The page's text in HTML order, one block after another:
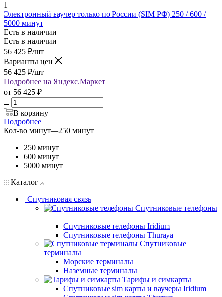
1
Электронный ваучер только по России (SIM РФ) 250 / 600 /
5000 минут
Есть в наличии
Есть в наличии
56 425 ₽/шт
Варианты цен
56 425 ₽/шт
Подробнее на Яндекс.Маркет
от 56 425 ₽
В корзину
Подробнее
Кол-во минут—250 минут
250 минут
600 минут
5000 минут
Каталог
Спутниковая связь
Спутниковые телефоны
Спутниковые телефоны Iridium
Спутниковые телефоны Thuraya
Спутниковые
терминалы
Морские терминалы
Наземные терминалы
Тарифы и симкарты
Спутниковые sim карты и ваучеры Iridium